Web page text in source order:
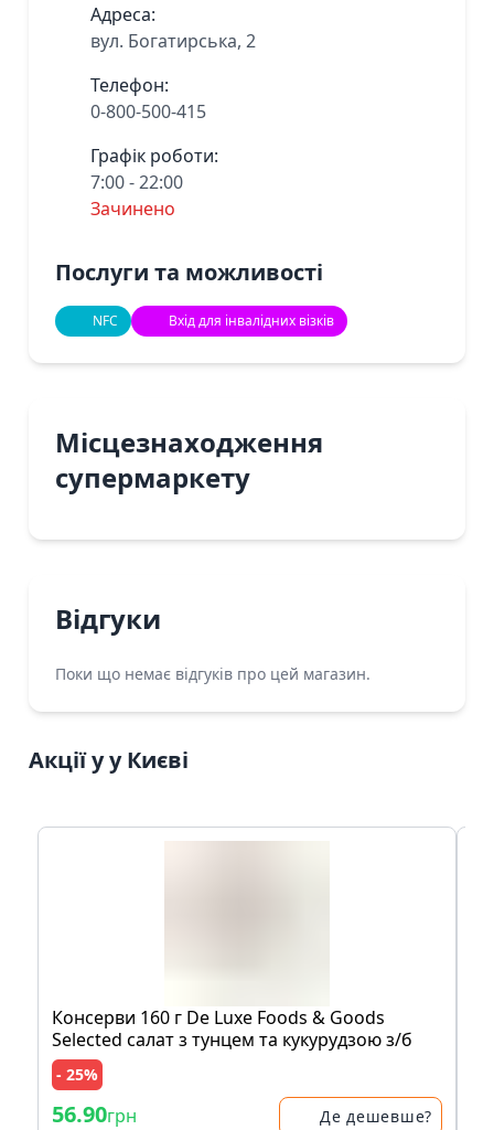
Адреса:
вул. Богатирська, 2
Телефон:
0-800-500-415
Графік роботи:
7:00 - 22:00
Зачинено
Послуги та можливості
NFC Вхід для інвалідних візків
Місцезнаходження
супермаркету
Відгуки
Поки що немає відгуків про цей магазин.
Акції у у Києві
Консерви 160 г De Luxe Foods & Goods
Selected салат з тунцем та кукурудзою з/б
- 25%
56.90грн Де дешевше?